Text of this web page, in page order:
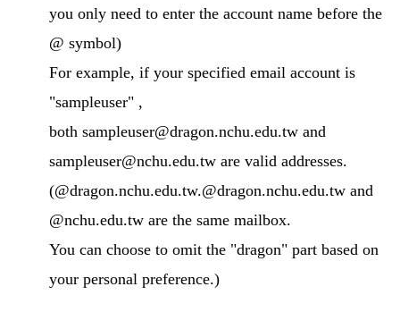
you only need to enter the account name before the
@ symbol)
For example, if your specified email account is
"sampleuser" ,
both sampleuser@dragon.nchu.edu.tw and
sampleuser@nchu.edu.tw are valid addresses.
(@dragon.nchu.edu.tw.@dragon.nchu.edu.tw and
@nchu.edu.tw are the same mailbox.
You can choose to omit the "dragon" part based on
your personal preference.)